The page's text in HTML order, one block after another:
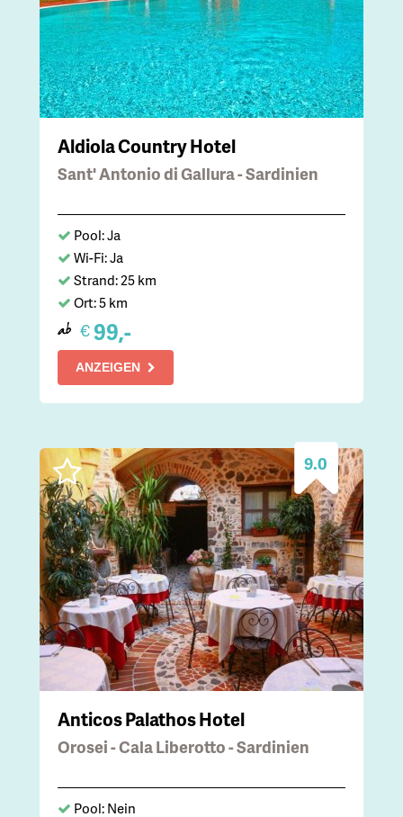
Aldiola Country Hotel
Sant' Antonio di Gallura - Sardinien
Pool: Ja
Wi-Fi: Ja
Strand: 25 km
Ort: 5 km
ab € 99,-
ANZEIGEN
9.0
Anticos Palathos Hotel
Orosei - Cala Liberotto - Sardinien
Pool: Nein